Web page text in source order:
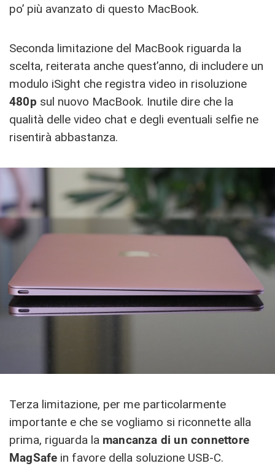
po’ più avanzato di questo MacBook.
Seconda limitazione del MacBook riguarda la
scelta, reiterata anche quest’anno, di includere un
modulo iSight che registra video in risoluzione
480p sul nuovo MacBook. Inutile dire che la
qualità delle video chat e degli eventuali selfie ne
risentirà abbastanza.
Terza limitazione, per me particolarmente
importante e che se vogliamo si riconnette alla
prima, riguarda la mancanza di un connettore
MagSafe in favore della soluzione USB-C.